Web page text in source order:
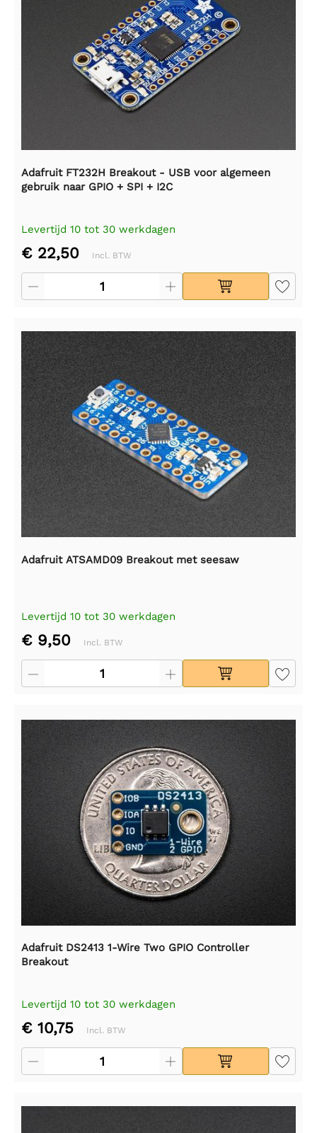
Adafruit FT232H Breakout - USB voor algemeen
gebruik naar GPIO + SPI + I2C
Levertijd 10 tot 30 werkdagen
€ 22,50 Incl. BTW
Adafruit ATSAMD09 Breakout met seesaw
Levertijd 10 tot 30 werkdagen
€ 9,50 Incl. BTW
Adafruit DS2413 1-Wire Two GPIO Controller
Breakout
Levertijd 10 tot 30 werkdagen
€ 10,75 Incl. BTW